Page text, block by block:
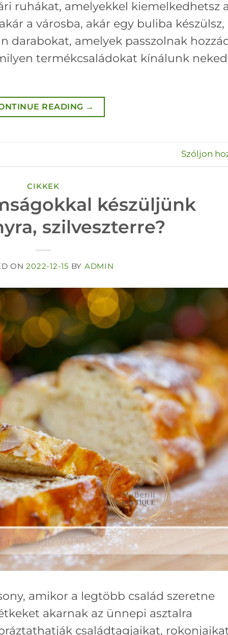
ruhákat, amelyekkel kiemelkedhetsz
a városba, akár egy buliba készülsz,
darabokat, amelyek passzolnak
termékcsaládokat kínálunk
READING →
Szóljon
CIKKEK
készüljünk
szilveszterre?
ON2022-12-15 BY ADMIN
amikor a legtöbb család szeretne
akarnak az ünnepi asztalra
családtagjaikat,